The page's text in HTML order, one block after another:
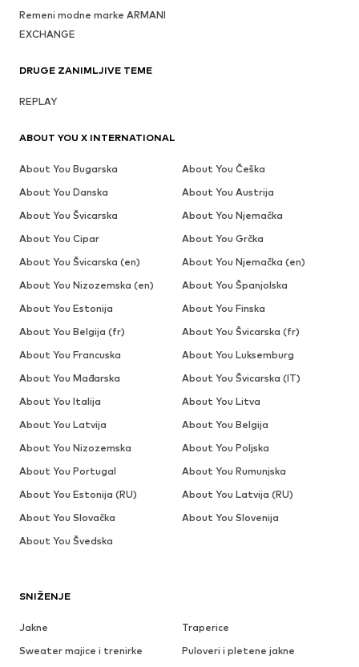
SNIŽENJE
Jakne
Traperice
Sweater majice i trenirke
Puloveri i pletene jakne
Remeni modne marke ARMANI
EXCHANGE
DRUGE ZANIMLJIVE TEME
REPLAY
ABOUT YOU X INTERNATIONAL
About You Bugarska
About You Češka
About You Danska
About You Austrija
About You Švicarska
About You Njemačka
About You Cipar
About You Grčka
About You Švicarska (en)
About You Njemačka (en)
About You Nizozemska (en)
About You Španjolska
About You Estonija
About You Finska
About You Belgija (fr)
About You Švicarska (fr)
About You Francuska
About You Luksemburg
About You Mađarska
About You Švicarska (IT)
About You Italija
About You Litva
About You Latvija
About You Belgija
About You Nizozemska
About You Poljska
About You Portugal
About You Rumunjska
About You Estonija (RU)
About You Latvija (RU)
About You Slovačka
About You Slovenija
About You Švedska